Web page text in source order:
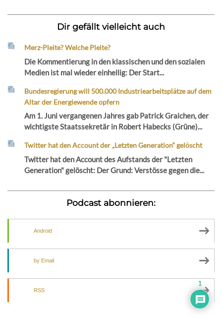
Dir gefällt vielleicht auch
Merz-Pleite? Welche Pleite?
Die Kommentierung in den klassischen und den sozialen
Medien ist mal wieder einhellig: Der Start...
Bundesregierung will 500.000 Industriearbeitsplätze auf dem
Altar der Energiewende opfern
Am 1. Juni vergangenen Jahres gab Patrick Graichen, der
wichtigste Staatssekretär in Robert Habecks (Grüne)...
Twitter hat den Account der „Letzten Generation“ gelöscht
Twitter hat den Account des Aufstands der "Letzten
Generation" gelöscht: Der Grund: Verstösse gegen die...
Podcast abonnieren:
Android
by Email
RSS
1